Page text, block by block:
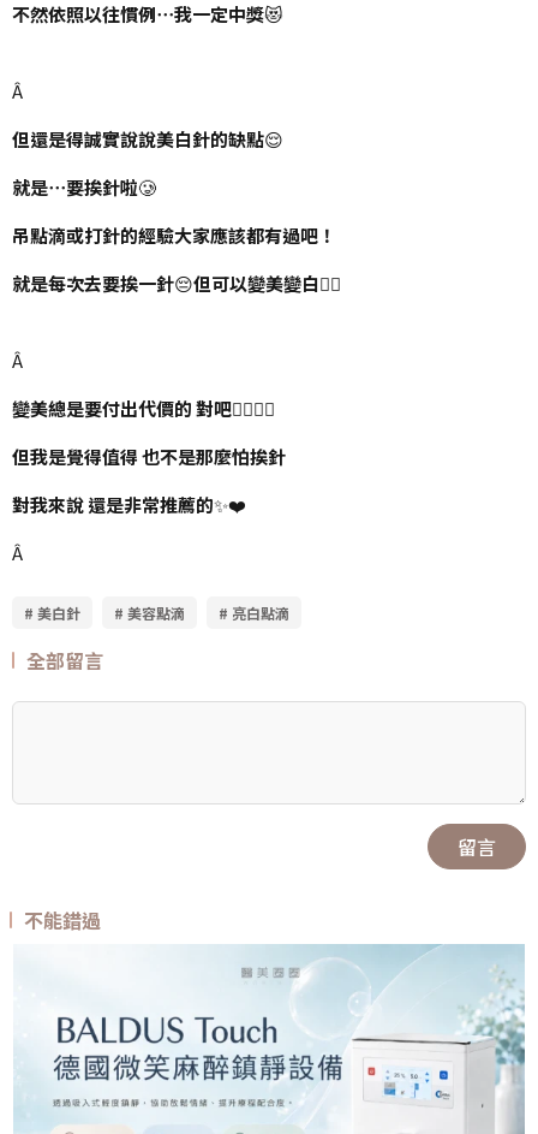
不然依照以往慣例⋯我一定中獎😻
Â
但還是得誠實說說美白針的缺點😌
就是⋯要挨針啦🥲
吊點滴或打針的經驗大家應該都有過吧！
就是每次去要挨一針😔但可以變美變白🙂‍↕️
Â
變美總是要付出代價的對吧🙂‍↕️🙂‍↕️
但我是覺得值得也不是那麼怕挨針
對我來說還是非常推薦的✨❤️
Â
# 美白針 # 美容點滴 # 亮白點滴
全部留言
留言
不能錯過